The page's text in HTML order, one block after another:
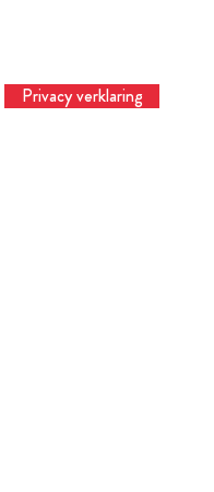
Privacy verklaring